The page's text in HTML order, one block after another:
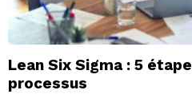
Lean Six Sigma : 5
processus